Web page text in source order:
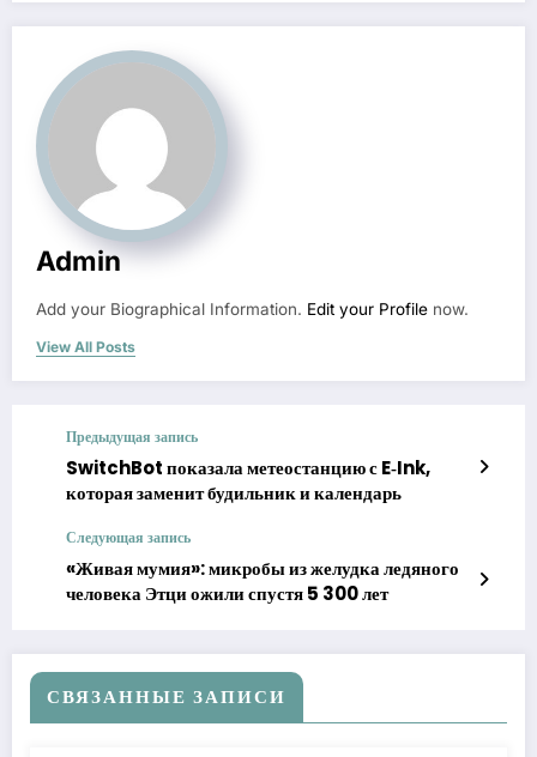
Admin
Add your Biographical Information. Edit your Profile now.
View All Posts
Предыдущая запись
SwitchBot показала метеостанцию с E‑Ink,
которая заменит будильник и календарь
Следующая запись
«Живая мумия»: микробы из желудка ледяного
человека Этци ожили спустя 5 300 лет
СВЯЗАННЫЕ ЗАПИСИ